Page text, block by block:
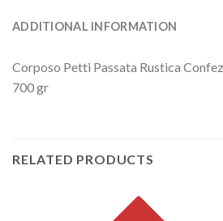
ADDITIONAL INFORMATION
Corposo Petti Passata Rustica
700 gr
RELATED PRODUCTS